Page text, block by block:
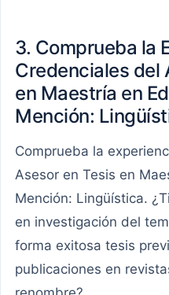
3. Comprueba la
Credenciales del
en Maestría en
Mención:
Comprueba la
Asesor en Tesis en
Mención: Lingüística.
en investigación del
forma exitosa tesis
publicaciones en